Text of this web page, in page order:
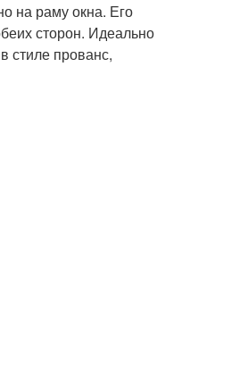
на раму окна. Его
сторон. Идеально
стиле прованс,